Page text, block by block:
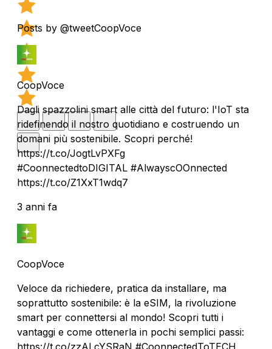
Posts by @tweetCoopVoce
CoopVoce
Dagli spazzolini smart alle città del futuro: l'IoT sta
ridefinendo il nostro quotidiano e costruendo un
domani più sostenibile. Scopri perché!
https://t.co/JogtLvPXFg
#CoonnectedtoDIGITAL #AlwayscOOnnected
https://t.co/Z1XxT1wdq7
3 anni fa
CoopVoce
Veloce da richiedere, pratica da installare, ma
soprattutto sostenibile: è la eSIM, la rivoluzione
smart per connettersi al mondo! Scopri tutti i
vantaggi e come ottenerla in pochi semplici passi:
https://t.co/zzALcYSRaN #CoonnectedToTECH